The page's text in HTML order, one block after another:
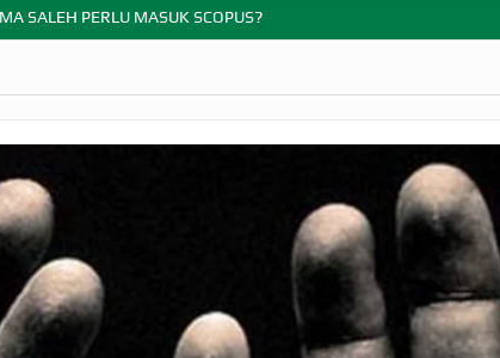
SALEH PERLU MASUK SCOPUS?
MENJADI HALAL JIKA SEBAB KEPEMILIKANNYA BERUBAH
HUKUM MEMBAYAR ZAKAT DENGAN CARA MENGANGSUR